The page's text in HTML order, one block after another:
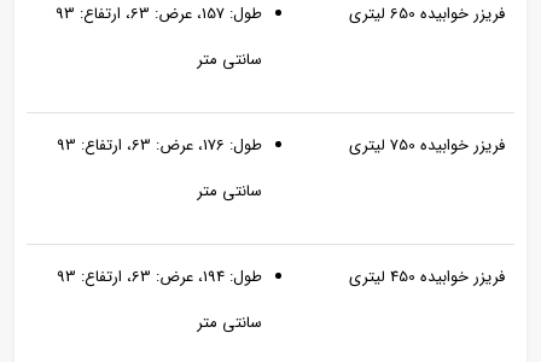
فریزر خوابیده 650 لیتری
طول: 157، عرض: 63، ارتفاع: 93
سانتی متر
فریزر خوابیده 750 لیتری
طول: 176، عرض: 63، ارتفاع: 93
سانتی متر
فریزر خوابیده 450 لیتری
طول: 194، عرض: 63، ارتفاع: 93
سانتی متر